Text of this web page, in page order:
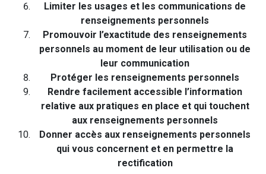
Limiter les usages et les communications de
renseignements personnels
Promouvoir l’exactitude des renseignements
personnels au moment de leur utilisation ou de
leur communication
Protéger les renseignements personnels
Rendre facilement accessible l’information
relative aux pratiques en place et qui touchent
aux renseignements personnels
Donner accès aux renseignements personnels
qui vous concernent et en permettre la
rectification